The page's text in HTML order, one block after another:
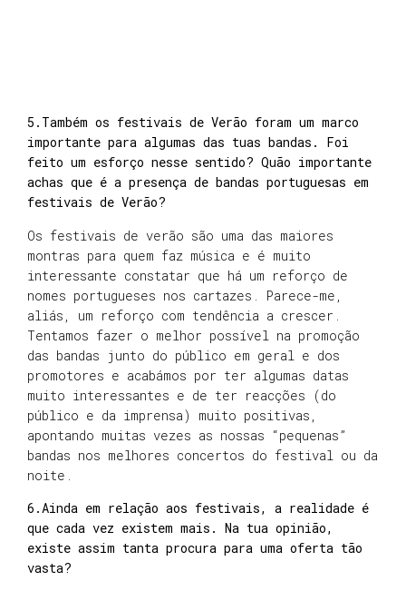
5.Também os festivais de Verão foram um marco
importante para algumas das tuas bandas. Foi
feito um esforço nesse sentido? Quão importante
achas que é a presença de bandas portuguesas em
festivais de Verão?
Os festivais de verão são uma das maiores
montras para quem faz música e é muito
interessante constatar que há um reforço de
nomes portugueses nos cartazes. Parece-me,
aliás, um reforço com tendência a crescer.
Tentamos fazer o melhor possível na promoção
das bandas junto do público em geral e dos
promotores e acabámos por ter algumas datas
muito interessantes e de ter reacções (do
público e da imprensa) muito positivas,
apontando muitas vezes as nossas “pequenas”
bandas nos melhores concertos do festival ou da
noite.
6.Ainda em relação aos festivais, a realidade é
que cada vez existem mais. Na tua opinião,
existe assim tanta procura para uma oferta tão
vasta?